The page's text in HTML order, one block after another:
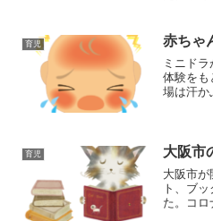
です。
育児 赤ちゃ
ミニド
体験をも
場は汗か
育児 大阪市
大阪市が
ト、ブ
た。コロ